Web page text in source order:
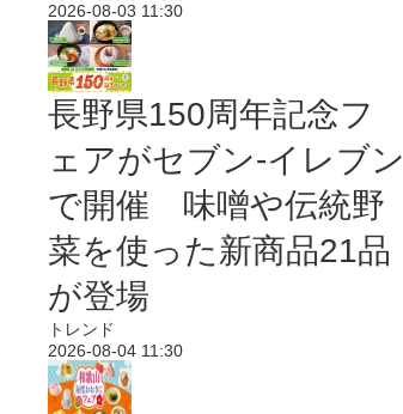
2026-08-03 11:30
長野県150周年記念フ
ェアがセブン-イレブン
で開催 味噌や伝統野
菜を使った新商品21品
が登場
トレンド
2026-08-04 11:30